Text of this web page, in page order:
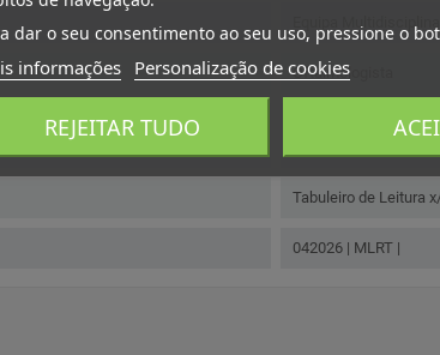
Equipa
Oftalmologista
ISS - Instituto da
Tabuleiro de Leitura
042026 | MLRT |
dar o seu consentimento ao seu uso, pressione o
informações Personalização de cookies
REJEITAR TUDO